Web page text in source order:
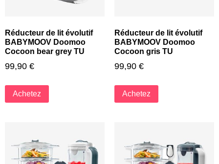
Réducteur de lit évolutif
BABYMOOV Doomoo
Cocoon bear grey TU
99,90 €
Achetez
Réducteur de lit évolutif
BABYMOOV Doomoo
Cocoon gris TU
99,90 €
Achetez